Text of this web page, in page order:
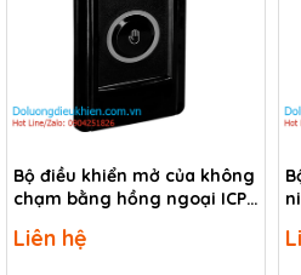
Bộ điều khiển mở của không
chạm bằng hồng ngoại ICP
Liên hệ